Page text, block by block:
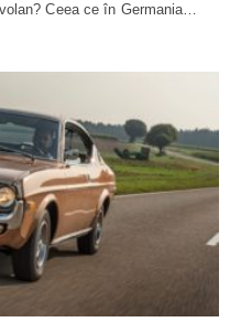
Ceea ce în Germania…